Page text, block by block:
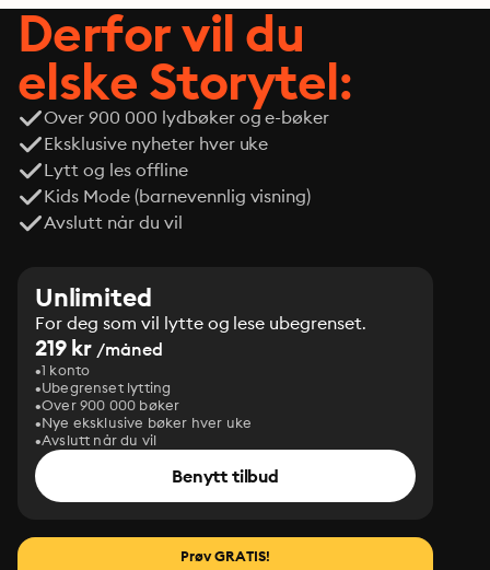
Derfor vil du
elske Storytel:
Over 900 000 lydbøker og e-bøker
Eksklusive nyheter hver uke
Lytt og les offline
Kids Mode (barnevennlig visning)
Avslutt når du vil
Unlimited
For deg som vil lytte og lese ubegrenset.
219 kr /måned
1 konto
Ubegrenset lytting
Over 900 000 bøker
Nye eksklusive bøker hver uke
Avslutt når du vil
Benytt tilbud
Prøv GRATIS!